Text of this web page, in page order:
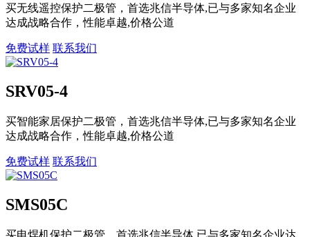
买无线遥控保护二极管，首选兆信半导体,已与多家知名企业
达成战略合作，性能卓越,价格公道
免费试样 联系我们
SRV05-4
买智能家居保护二极管，首选兆信半导体,已与多家知名企业
达成战略合作，性能卓越,价格公道
免费试样 联系我们
SMS05C
买电焊机保护二极管，首选兆信半导体,已与多家知名企业达